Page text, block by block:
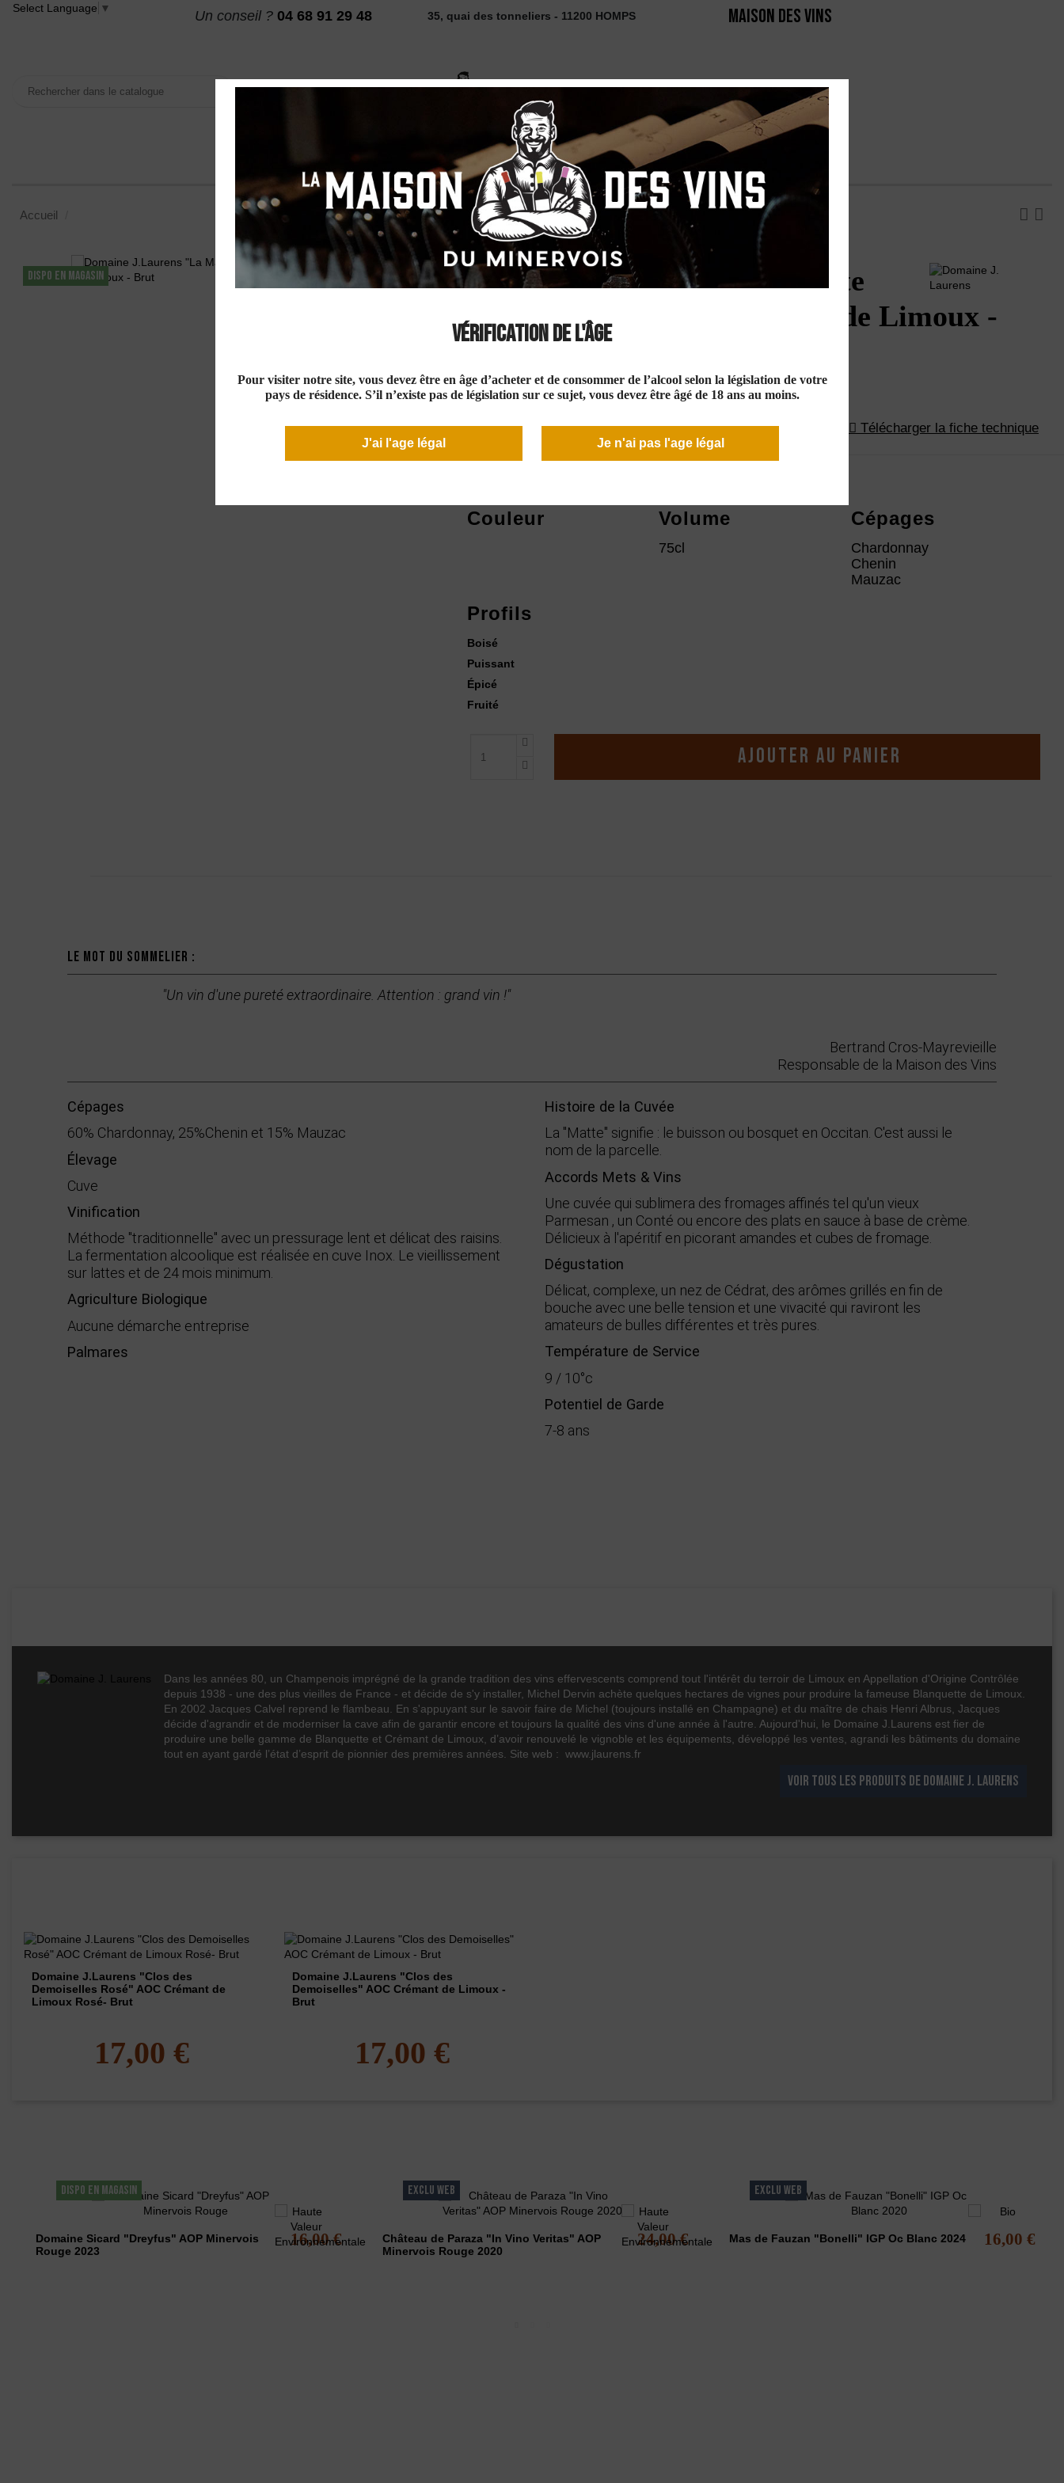
Vérification de l'âge
Pour visiter notre site, vous devez être en âge d’acheter et de consommer de l’alcool selon la législation de votre
pays de résidence. S’il n’existe pas de législation sur ce sujet, vous devez être âgé de 18 ans au moins.
J'ai l'age légal Je n'ai pas l'age légal
Un conseil ? 04 68 91 29 48 35, quai des tonneliers - 11200 HOMPS MAISON DES VINS
Select Language ▼
MAISON DES VINS SELECTION
2026
COUP DE ❤ DÉCOUVERTE PRODUCTEURS
Accueil Domaine J.Laurens "La Matte Brut nature" AOC Crémant de Limoux - Brut
DISPO EN MAGASIN
Domaine J.Laurens "La Matte
Brut nature" AOC Crémant de Limoux -
Brut
17,60 € En stock
Télécharger la fiche technique
Couleur Volume
75cl
Cépages
Chardonnay
Chenin
Mauzac
Profils
Boisé
Puissant
Épicé
Fruité
Ajouter au panier
Le mot du sommelier :
"Un vin d'une pureté extraordinaire. Attention : grand vin !"
Bertrand Cros-Mayrevieille
Responsable de la Maison des Vins
Cépages
60% Chardonnay, 25%Chenin et 15% Mauzac
Élevage
Cuve
Vinification
Méthode "traditionnelle" avec un pressurage lent et délicat des raisins.
La fermentation alcoolique est réalisée en cuve Inox. Le vieillissement
sur lattes et de 24 mois minimum.
Agriculture Biologique
Aucune démarche entreprise
Palmares
Histoire de la Cuvée
La "Matte" signifie : le buisson ou bosquet en Occitan. C'est aussi le
nom de la parcelle.
Accords Mets & Vins
Une cuvée qui sublimera des fromages affinés tel qu'un vieux
Parmesan , un Conté ou encore des plats en sauce à base de crème.
Délicieux à l'apéritif en picorant amandes et cubes de fromage.
Dégustation
Délicat, complexe, un nez de Cédrat, des arômes grillés en fin de
bouche avec une belle tension et une vivacité qui raviront les
amateurs de bulles différentes et très pures.
Température de Service
9 / 10°c
Potentiel de Garde
7-8 ans
Mauzac
Fruité
Blanc
75cl
Dans les années 80, un Champenois imprégné de la grande tradition des vins effervescents comprend tout l'intérêt du terroir de Limoux en Appellation d'Origine Contrôlée
depuis 1938 - une des plus vieilles de France - et décide de s'y installer, Michel Dervin achète quelques hectares de vignes pour produire la fameuse Blanquette de Limoux.
En 2002 Jacques Calvel reprend le flambeau. En s'appuyant sur le savoir faire de Michel (toujours installé en Champagne) et du maître de chais Henri Albrus, Jacques
décide d'agrandir et de moderniser la cave afin de garantir encore et toujours la qualité des vins d'une année à l'autre. Aujourd'hui, le Domaine J.Laurens est fier de
produire une belle gamme de Blanquette et Crémant de Limoux, d’avoir renouvelé le vignoble et les équipements, développé les ventes, agrandi les bâtiments du domaine
tout en ayant gardé l’état d’esprit de pionnier des premières années. Site web : www.jlaurens.fr
VOIR TOUS LES PRODUITS DE DOMAINE J. LAURENS
Domaine J.Laurens "Clos des
Demoiselles Rosé" AOC Crémant de
Limoux Rosé- Brut
17,00 €
Domaine J.Laurens "Clos des
Demoiselles" AOC Crémant de Limoux -
Brut
17,00 €
DISPO EN MAGASIN
Domaine Sicard "Dreyfus" AOP Minervois
Rouge 2023
16,00 €
EXCLU WEB
Château de Paraza "In Vino Veritas" AOP
Minervois Rouge 2020
24,00 €
EXCLU WEB
Mas de Fauzan "Bonelli" IGP Oc Blanc 2024 16,00 €